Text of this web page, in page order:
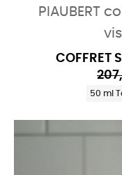
PIAUBERT
COFFRET
50 ml